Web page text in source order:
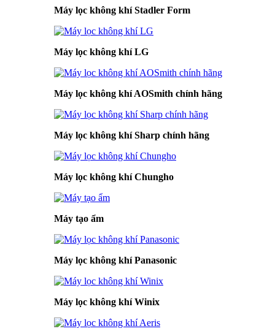
Máy lọc không khí Stadler Form
Máy lọc không khí LG
Máy lọc không khí AOSmith chính hãng
Máy lọc không khí Sharp chính hãng
Máy lọc không khí Chungho
Máy tạo ẩm
Máy lọc không khí Panasonic
Máy lọc không khí Winix